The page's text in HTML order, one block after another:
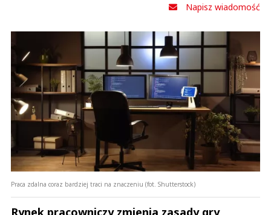
Napisz wiadomość
Praca zdalna coraz bardziej traci na znaczeniu (fot. Shutterstock)
Rynek pracowniczy zmienia zasady gry